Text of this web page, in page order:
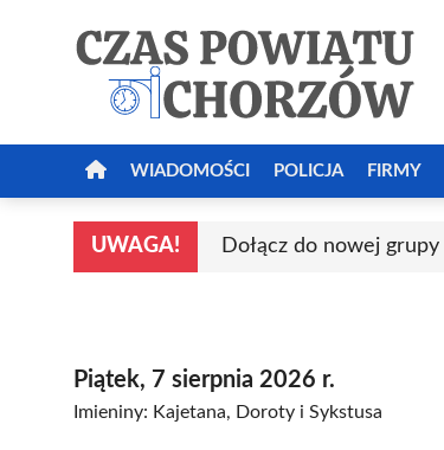
WIADOMOŚCI POLICJA FIRMY
UWAGA! Dołącz do nowej grupy
Piątek, 7 sierpnia 2026 r.
Imieniny: Kajetana, Doroty i Sykstusa